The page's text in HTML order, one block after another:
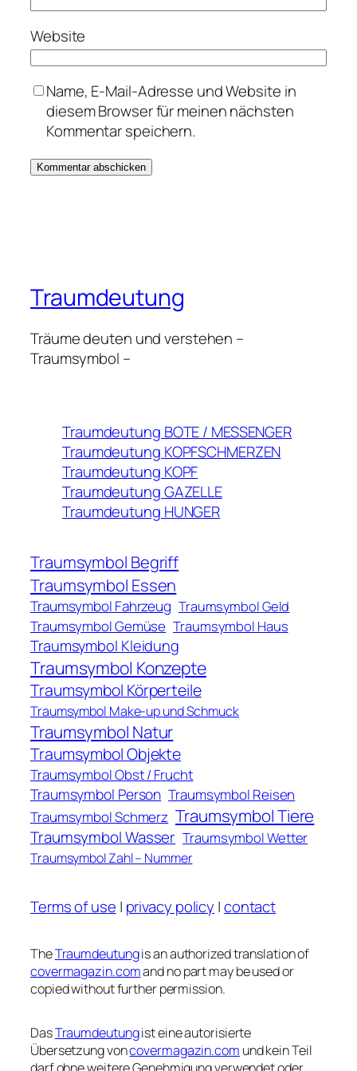
Website
Name, E-Mail-Adresse und Website in
diesem Browser für meinen nächsten
Kommentar speichern.
Traumdeutung
Träume deuten und verstehen –
Traumsymbol –
Traumdeutung BOTE / MESSENGER
Traumdeutung KOPFSCHMERZEN
Traumdeutung KOPF
Traumdeutung GAZELLE
Traumdeutung HUNGER
Traumsymbol Begriff
Traumsymbol Essen
Traumsymbol Fahrzeug Traumsymbol Geld
Traumsymbol Gemüse Traumsymbol Haus
Traumsymbol Kleidung
Traumsymbol Konzepte
Traumsymbol Körperteile
Traumsymbol Make-up und Schmuck
Traumsymbol Natur
Traumsymbol Objekte
Traumsymbol Obst / Frucht
Traumsymbol Person Traumsymbol Reisen
Traumsymbol Schmerz Traumsymbol Tiere
Traumsymbol Wasser Traumsymbol Wetter
Traumsymbol Zahl – Nummer
Terms of use | privacy policy |contact
TheTraumdeutungis an authorized translation of
covermagazin.comand no part may be used or
copied without further permission.
DasTraumdeutungist eine autorisierte
Übersetzung voncovermagazin.com und kein Teil